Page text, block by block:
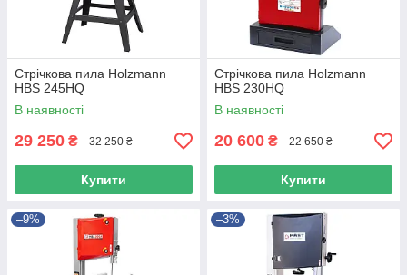
Стрічкова пила Holzmann
HBS 245HQ
В наявності
29 250 ₴ 32 250 ₴
Купити
Стрічкова пила Holzmann
HBS 230HQ
В наявності
20 600 ₴ 22 650 ₴
Купити
–9% –3%